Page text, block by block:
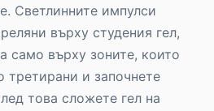
Светлинните импулси
върху студения гел,
само върху зоните, които
третирани и започнете
това сложете гел на